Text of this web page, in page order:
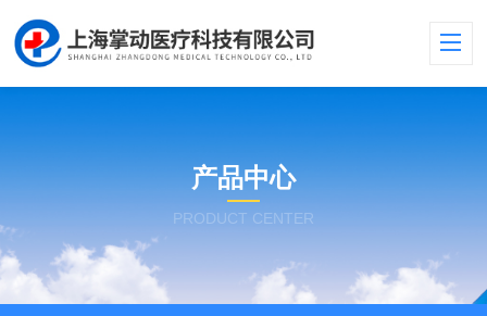
产品中心
PRODUCT CENTER